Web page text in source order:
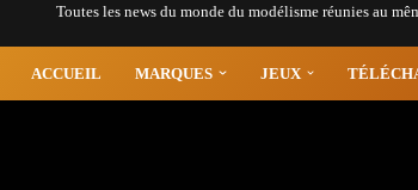
Toutes les news du monde du modélisme réunies au
ACCUEIL MARQUES JEUX